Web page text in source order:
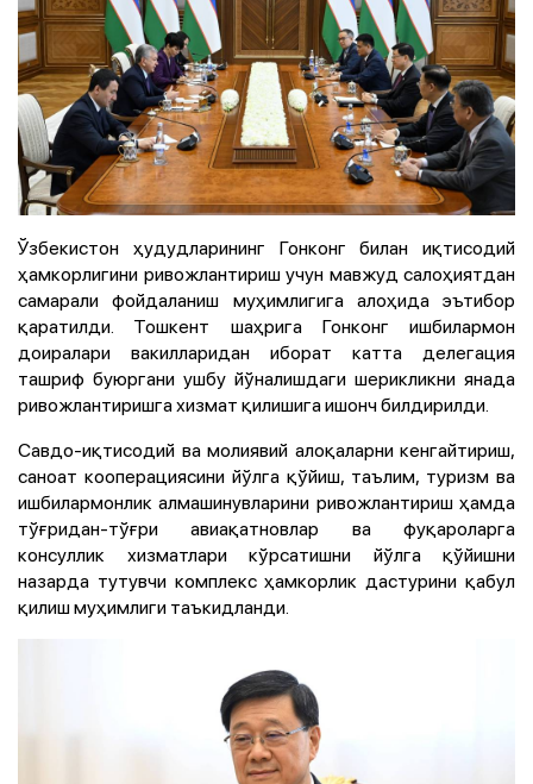
Ўзбекистон ҳудудларининг Гонконг билан иқтисодий
ҳамкорлигини ривожлантириш учун мавжуд салоҳиятдан
самарали фойдаланиш муҳимлигига алоҳида эътибор
қаратилди. Тошкент шаҳрига Гонконг ишбилармон
доиралари вакилларидан иборат катта делегация
ташриф буюргани ушбу йўналишдаги шерикликни янада
ривожлантиришга хизмат қилишига ишонч билдирилди.
Савдо-иқтисодий ва молиявий алоқаларни кенгайтириш,
саноат кооперациясини йўлга қўйиш, таълим, туризм ва
ишбилармонлик алмашинувларини ривожлантириш ҳамда
тўғридан-тўғри авиақатновлар ва фуқароларга
консуллик хизматлари кўрсатишни йўлга қўйишни
назарда тутувчи комплекс ҳамкорлик дастурини қабул
қилиш муҳимлиги таъкидланди.